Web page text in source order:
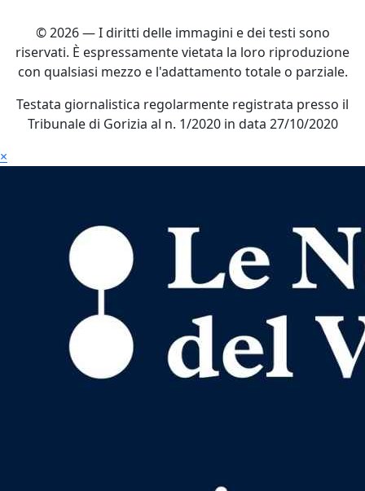
© 2026 — I diritti delle immagini e dei testi sono
riservati. È espressamente vietata la loro riproduzione
con qualsiasi mezzo e l'adattamento totale o parziale.
Testata giornalistica regolarmente registrata presso il
Tribunale di Gorizia al n. 1/2020 in data 27/10/2020
×